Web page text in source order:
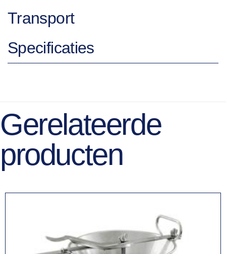
Transport
Specificaties
Gerelateerde
producten